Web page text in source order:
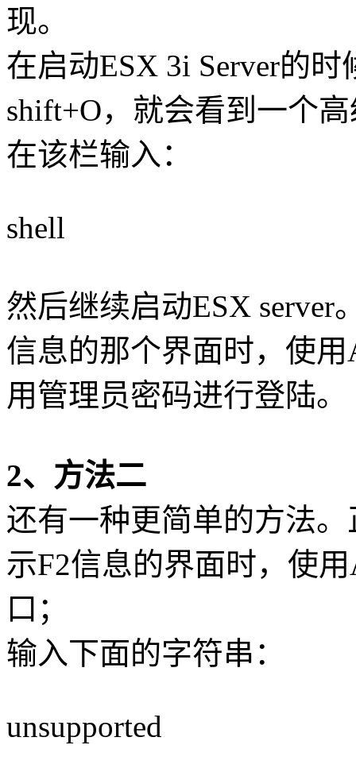
现。
在启动ESX 3i Server的
shift+O，就会看到一个
在该栏输入：
shell
然后继续启动ESX
信息的那个界面时，使
用管理员密码进行登陆。
2、方法二
还有一种更简单的方法。
示F2信息的界面时，使
口；
输入下面的字符串：
unsupported